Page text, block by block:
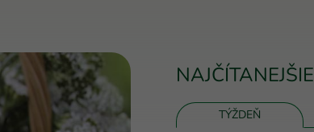
NAJČÍTANEJŠIE
TÝŽDEŇ